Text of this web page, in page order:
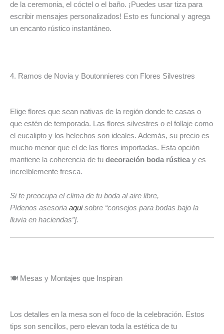
de la ceremonia, el cóctel o el baño. ¡Puedes usar tiza para
escribir mensajes personalizados! Esto es funcional y agrega
un encanto rústico instantáneo.
4. Ramos de Novia y Boutonnieres con Flores Silvestres
Elige flores que sean nativas de la región donde te casas o
que estén de temporada. Las flores silvestres o el follaje como
el eucalipto y los helechos son ideales. Además, su precio es
mucho menor que el de las flores importadas. Esta opción
mantiene la coherencia de tu decoración boda rústicay es
increíblemente fresca.
Si te preocupa el clima de tu boda al aire libre,
Pídenos asesoria aquisobre “consejos para bodas bajo la
lluvia en haciendas”].
🍽️ Mesas y Montajes que Inspiran
Los detalles en la mesa son el foco de la celebración. Estos
tips son sencillos, pero elevan toda la estética de tu